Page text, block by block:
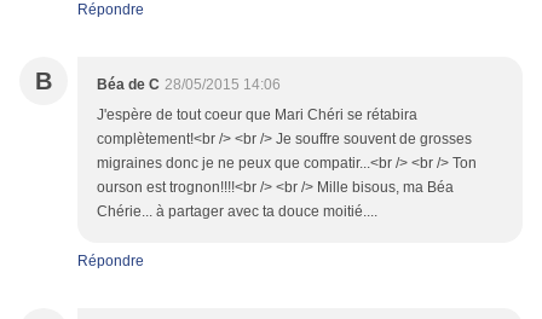
Répondre
B Béa de C 28/05/2015 14:06
J'espère de tout coeur que Mari Chéri se rétabira
complètement!<br /> <br /> Je souffre souvent de grosses
migraines donc je ne peux que compatir...<br /> <br /> Ton
ourson est trognon!!!!<br /> <br /> Mille bisous, ma Béa
Chérie... à partager avec ta douce moitié....
Répondre